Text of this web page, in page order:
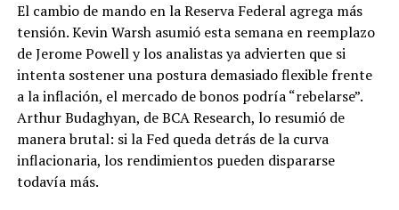
El cambio de mando en la Reserva Federal agrega más
tensión. Kevin Warsh asumió esta semana en reemplazo
de Jerome Powell y los analistas ya advierten que si
intenta sostener una postura demasiado flexible frente
a la inflación, el mercado de bonos podría “rebelarse”.
Arthur Budaghyan, de BCA Research, lo resumió de
manera brutal: si la Fed queda detrás de la curva
inflacionaria, los rendimientos pueden dispararse
todavía más.